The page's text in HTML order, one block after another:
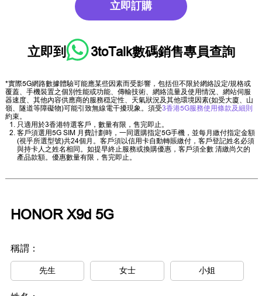
立即訂購
立即到 3toTalk數碼銷售專員查詢
*實際5G網路數據體驗可能應某些因素而受影響，包括但不限於網絡設定/規格或
覆蓋、手機裝置之個別性能或功能、傳輸技術、網絡流量及使用情況、網站伺服
器速度、其他內容供應商的服務穏定性、天氣狀況及其他環境因素(如受大廈、山
嶺、隧道等障礙物)可能引致無線電干擾現象。須受3香港5G服務使用條款及細則
約束。
只適用於3香港特選客戶，數量有限，售完即止。
客戶須選用5G SIM 月費計劃時，一同選購指定5G手機，並每月繳付指定金額
(視乎所選型號)共24個月。客戶須以信用卡自動轉賬繳付，客戶登記姓名必須
與持卡人之姓名相同。如提早終止服務或換購優惠，客戶須全數 清繳尚欠的
產品款額。優惠數量有限，售完即止。
HONOR X9d 5G
稱謂：
先生 女士 小姐